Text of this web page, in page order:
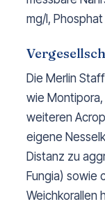
mg/l,
Die Merlin
wie
weiteren
eigene
Distanz zu
Fungia) sowie
Weichkorallen